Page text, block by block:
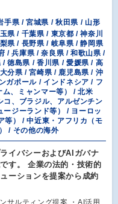
手県 / 宮城県 / 秋田県 / 山形
県 / 千葉県 / 東京都 / 神奈川
県 / 長野県 / 岐阜県 / 静岡県
/ 兵庫県 / 奈良県 / 和歌山県 /
徳島県 / 香川県 / 愛媛県 / 高
分県 / 宮崎県 / 鹿児島県 / 沖
ガポール / インドネシア / フ
、ミャンマー等） / 北米
コ、ブラジル、アルゼンチン
ジーランド等） / ヨーロッ
等） / 中近東・アフリカ（モ
/ その他の海外
イバシーおよびAIガバナ
す。 企業の法的・技術的
ーションを提案から成約
サルティング提案 ・AI活用